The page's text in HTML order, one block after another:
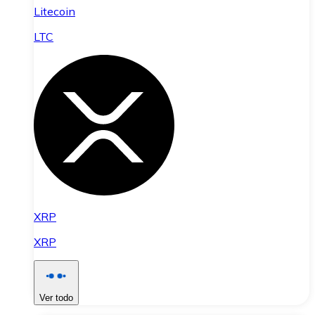
Litecoin
LTC
XRP
XRP
Ver todo